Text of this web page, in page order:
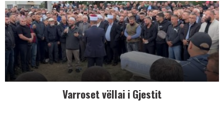
Varroset vëllai i Gjestit